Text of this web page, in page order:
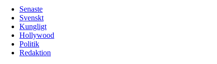
Senaste
Svenskt
Kungligt
Hollywood
Politik
Redaktion